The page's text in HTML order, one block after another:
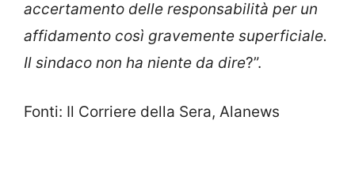
accertamento delle responsabilità per un
affidamento così gravemente superficiale.
Il sindaco non ha niente da dire?”.
Fonti: Il Corriere della Sera, Alanews